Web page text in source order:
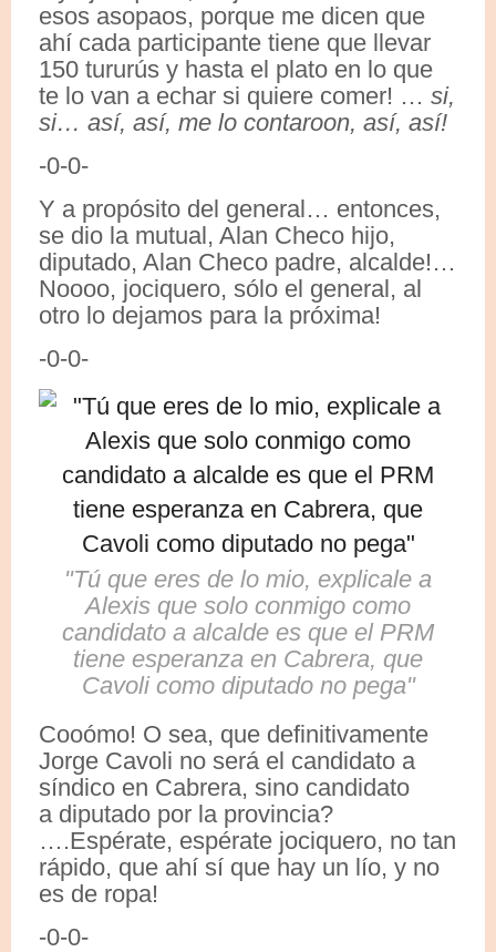
esos asopaos, porque me dicen que
ahí cada participante tiene que llevar
150 tururús y hasta el plato en lo que
te lo van a echar si quiere comer! … si,
si… así, así, me lo contaroon, así, así!
-0-0-
Y a propósito del general… entonces,
se dio la mutual, Alan Checo hijo,
diputado, Alan Checo padre, alcalde!…
Noooo, jociquero, sólo el general, al
otro lo dejamos para la próxima!
-0-0-
"Tú que eres de lo mio, explicale a
Alexis que solo conmigo como
candidato a alcalde es que el PRM
tiene esperanza en Cabrera, que
Cavoli como diputado no pega"
Cooómo! O sea, que definitivamente
Jorge Cavoli no será el candidato a
síndico en Cabrera, sino candidato
a diputado por la provincia?
….Espérate, espérate jociquero, no tan
rápido, que ahí sí que hay un lío, y no
es de ropa!
-0-0-